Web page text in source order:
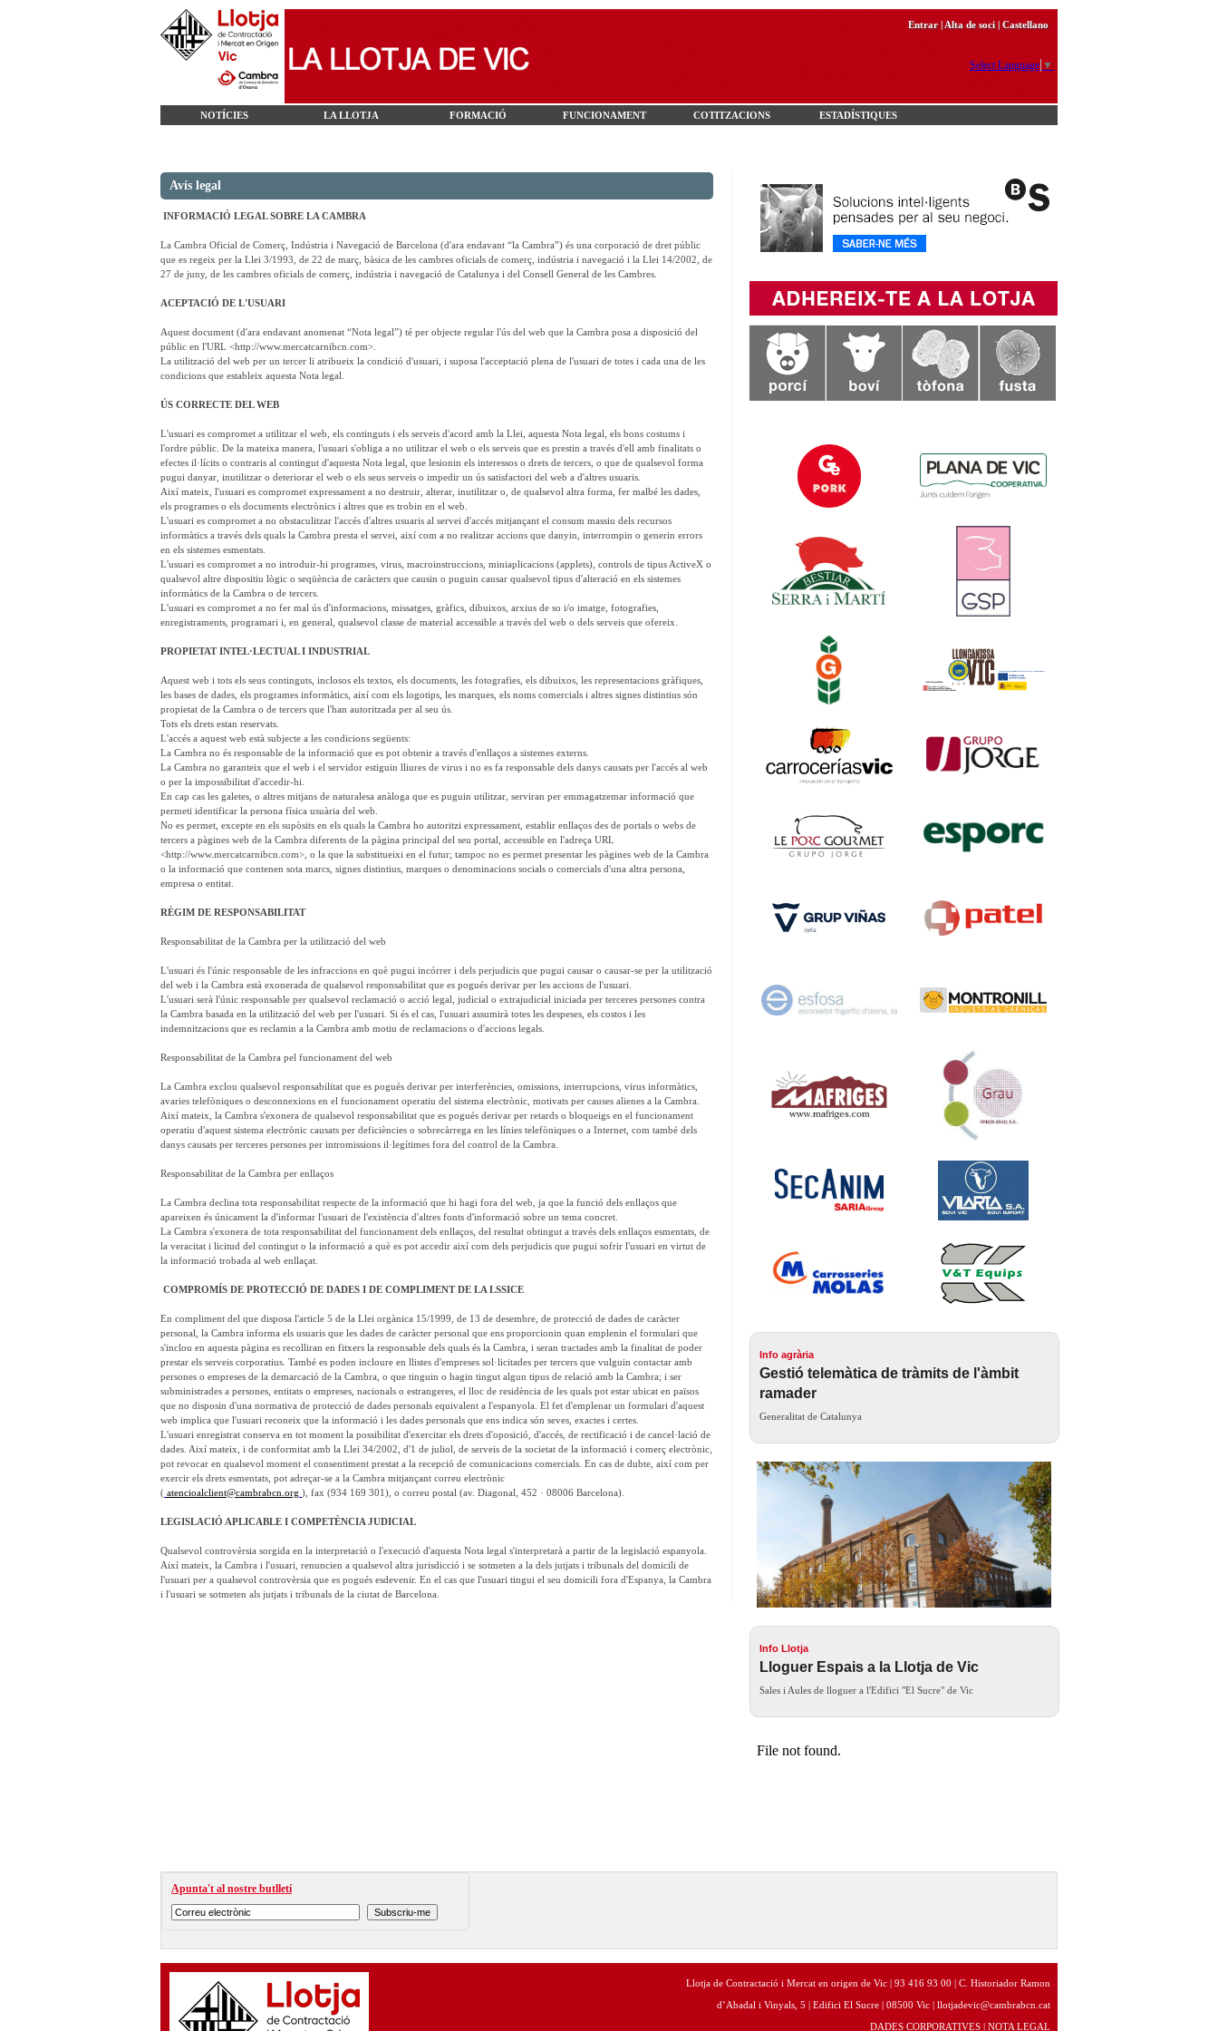
Entrar|Alta de soci|Castellano
Select Language ▼
NOTÍCIES LA LLOTJA FORMACIÓ FUNCIONAMENT COTITZACIONS ESTADÍSTIQUES
Avís legal
INFORMACIÓ LEGAL SOBRE LA CAMBRA
La Cambra Oficial de Comerç, Indústria i Navegació de Barcelona (d'ara endavant “la Cambra”) és una corporació de dret públic
que es regeix per la Llei 3/1993, de 22 de març, bàsica de les cambres oficials de comerç, indústria i navegació i la Llei 14/2002, de
27 de juny, de les cambres oficials de comerç, indústria i navegació de Catalunya i del Consell General de les Cambres.
ACEPTACIÓ DE L'USUARI
Aquest document (d'ara endavant anomenat “Nota legal”) té per objecte regular l'ús del web que la Cambra posa a disposició del
públic en l'URL <http://www.mercatcarnibcn.com>.
La utilització del web per un tercer li atribueix la condició d'usuari, i suposa l'acceptació plena de l'usuari de totes i cada una de les
condicions que estableix aquesta Nota legal.
ÚS CORRECTE DEL WEB
L'usuari es compromet a utilitzar el web, els continguts i els serveis d'acord amb la Llei, aquesta Nota legal, els bons costums i
l'ordre públic. De la mateixa manera, l'usuari s'obliga a no utilitzar el web o els serveis que es prestin a través d'ell amb finalitats o
efectes il·lícits o contraris al contingut d'aquesta Nota legal, que lesionin els interessos o drets de tercers, o que de qualsevol forma
pugui danyar, inutilitzar o deteriorar el web o els seus serveis o impedir un ús satisfactori del web a d'altres usuaris.
Així mateix, l'usuari es compromet expressament a no destruir, alterar, inutilitzar o, de qualsevol altra forma, fer malbé les dades,
els programes o els documents electrònics i altres que es trobin en el web.
L'usuari es compromet a no obstaculitzar l'accés d'altres usuaris al servei d'accés mitjançant el consum massiu dels recursos
informàtics a través dels quals la Cambra presta el servei, així com a no realitzar accions que danyin, interrompin o generin errors
en els sistemes esmentats.
L'usuari es compromet a no introduir-hi programes, virus, macroinstruccions, miniaplicacions (applets), controls de tipus ActiveX o
qualsevol altre dispositiu lògic o seqüència de caràcters que causin o puguin causar qualsevol tipus d'alteració en els sistemes
informàtics de la Cambra o de tercers.
L'usuari es compromet a no fer mal ús d'informacions, missatges, gràfics, dibuixos, arxius de so i/o imatge, fotografies,
enregistraments, programari i, en general, qualsevol classe de material accessible a través del web o dels serveis que ofereix.
PROPIETAT INTEL·LECTUAL I INDUSTRIAL
Aquest web i tots els seus continguts, inclosos els textos, els documents, les fotografies, els dibuixos, les representacions gràfiques,
les bases de dades, els programes informàtics, així com els logotips, les marques, els noms comercials i altres signes distintius són
propietat de la Cambra o de tercers que l'han autoritzada per al seu ús.
Tots els drets estan reservats.
L'accés a aquest web està subjecte a les condicions següents:
La Cambra no és responsable de la informació que es pot obtenir a través d'enllaços a sistemes externs.
La Cambra no garanteix que el web i el servidor estiguin lliures de virus i no es fa responsable dels danys causats per l'accés al web
o per la impossibilitat d'accedir-hi.
En cap cas les galetes, o altres mitjans de naturalesa anàloga que es puguin utilitzar, serviran per emmagatzemar informació que
permeti identificar la persona física usuària del web.
No es permet, excepte en els supòsits en els quals la Cambra ho autoritzi expressament, establir enllaços des de portals o webs de
tercers a pàgines web de la Cambra diferents de la pàgina principal del seu portal, accessible en l'adreça URL
<http://www.mercatcarnibcn.com>, o la que la substitueixi en el futur; tampoc no es permet presentar les pàgines web de la Cambra
o la informació que contenen sota marcs, signes distintius, marques o denominacions socials o comercials d'una altra persona,
empresa o entitat.
RÈGIM DE RESPONSABILITAT
Responsabilitat de la Cambra per la utilització del web
L'usuari és l'únic responsable de les infraccions en què pugui incórrer i dels perjudicis que pugui causar o causar-se per la utilització
del web i la Cambra està exonerada de qualsevol responsabilitat que es pogués derivar per les accions de l'usuari.
L'usuari serà l'únic responsable per qualsevol reclamació o acció legal, judicial o extrajudicial iniciada per terceres persones contra
la Cambra basada en la utilització del web per l'usuari. Si és el cas, l'usuari assumirà totes les despeses, els costos i les
indemnitzacions que es reclamin a la Cambra amb motiu de reclamacions o d'accions legals.
Responsabilitat de la Cambra pel funcionament del web
La Cambra exclou qualsevol responsabilitat que es pogués derivar per interferències, omissions, interrupcions, virus informàtics,
avaries telefòniques o desconnexions en el funcionament operatiu del sistema electrònic, motivats per causes alienes a la Cambra.
Així mateix, la Cambra s'exonera de qualsevol responsabilitat que es pogués derivar per retards o bloqueigs en el funcionament
operatiu d'aquest sistema electrònic causats per deficiències o sobrecàrrega en les línies telefòniques o a Internet, com també dels
danys causats per terceres persones per intromissions il·legítimes fora del control de la Cambra.
Responsabilitat de la Cambra per enllaços
La Cambra declina tota responsabilitat respecte de la informació que hi hagi fora del web, ja que la funció dels enllaços que
apareixen és únicament la d'informar l'usuari de l'existència d'altres fonts d'informació sobre un tema concret.
La Cambra s'exonera de tota responsabilitat del funcionament dels enllaços, del resultat obtingut a través dels enllaços esmentats, de
la veracitat i licitud del contingut o la informació a què es pot accedir així com dels perjudicis que pugui sofrir l'usuari en virtut de
la informació trobada al web enllaçat.
COMPROMÍS DE PROTECCIÓ DE DADES I DE COMPLIMENT DE LA LSSICE
En compliment del que disposa l'article 5 de la Llei orgànica 15/1999, de 13 de desembre, de protecció de dades de caràcter
personal, la Cambra informa els usuaris que les dades de caràcter personal que ens proporcionin quan emplenin el formulari que
s'inclou en aquesta pàgina es recolliran en fitxers la responsable dels quals és la Cambra, i seran tractades amb la finalitat de poder
prestar els serveis corporatius. També es poden incloure en llistes d'empreses sol·licitades per tercers que vulguin contactar amb
persones o empreses de la demarcació de la Cambra, o que tinguin o hagin tingut algun tipus de relació amb la Cambra; i ser
subministrades a persones, entitats o empreses, nacionals o estrangeres, el lloc de residència de les quals pot estar ubicat en països
que no disposin d'una normativa de protecció de dades personals equivalent a l'espanyola. El fet d'emplenar un formulari d'aquest
web implica que l'usuari reconeix que la informació i les dades personals que ens indica són seves, exactes i certes.
L'usuari enregistrat conserva en tot moment la possibilitat d'exercitar els drets d'oposició, d'accés, de rectificació i de cancel·lació de
dades. Així mateix, i de conformitat amb la Llei 34/2002, d'1 de juliol, de serveis de la societat de la informació i comerç electrònic,
pot revocar en qualsevol moment el consentiment prestat a la recepció de comunicacions comercials. En cas de dubte, així com per
exercir els drets esmentats, pot adreçar-se a la Cambra mitjançant correu electrònic
( atencioalclient@cambrabcn.org ), fax (934 169 301), o correu postal (av. Diagonal, 452 · 08006 Barcelona).
LEGISLACIÓ APLICABLE I COMPETÈNCIA JUDICIAL
Qualsevol controvèrsia sorgida en la interpretació o l'execució d'aquesta Nota legal s'interpretarà a partir de la legislació espanyola.
Així mateix, la Cambra i l'usuari, renuncien a qualsevol altra jurisdicció i se sotmeten a la dels jutjats i tribunals del domicili de
l'usuari per a qualsevol controvèrsia que es pogués esdevenir. En el cas que l'usuari tingui el seu domicili fora d'Espanya, la Cambra
i l'usuari se sotmeten als jutjats i tribunals de la ciutat de Barcelona.
Info agrària
Gestió telemàtica de tràmits de l'àmbit
ramader
Generalitat de Catalunya
Info Llotja
Lloguer Espais a la Llotja de Vic
Sales i Aules de lloguer a l'Edifici "El Sucre" de Vic
Apunta't al nostre butlletí
Llotja de Contractació i Mercat en origen de Vic | 93 416 93 00 | C. Historiador Ramon
d’Abadal i Vinyals, 5 | Edifici El Sucre | 08500 Vic | llotjadevic@cambrabcn.cat
DADES CORPORATIVES | NOTA LEGAL